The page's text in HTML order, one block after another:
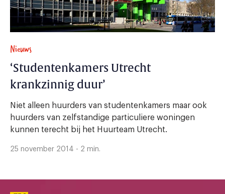
Nieuws
‘Studentenkamers Utrecht
krankzinnig duur’
Niet alleen huurders van studentenkamers maar ook
huurders van zelfstandige particuliere woningen
kunnen terecht bij het Huurteam Utrecht.
25 november 2014 - 2 min.